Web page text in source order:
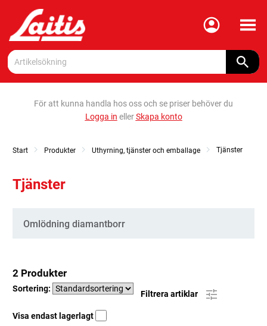
Meny
För att kunna handla hos oss och se priser behöver du
Logga in ellerSkapa konto
Start Produkter Uthyrning, tjänster och emballage Tjänster
Tjänster
Kategorier
Omlödning diamantborr
2 Produkter
Sortering:
Filtrera artiklar
Visa endast lagerlagt